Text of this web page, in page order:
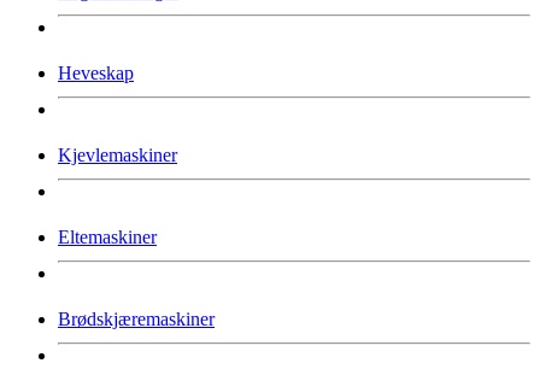
Heveskap
Kjevlemaskiner
Eltemaskiner
Brødskjæremaskiner